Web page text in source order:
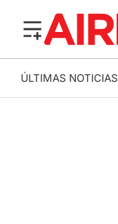
ÚLTIMAS NOTICIAS